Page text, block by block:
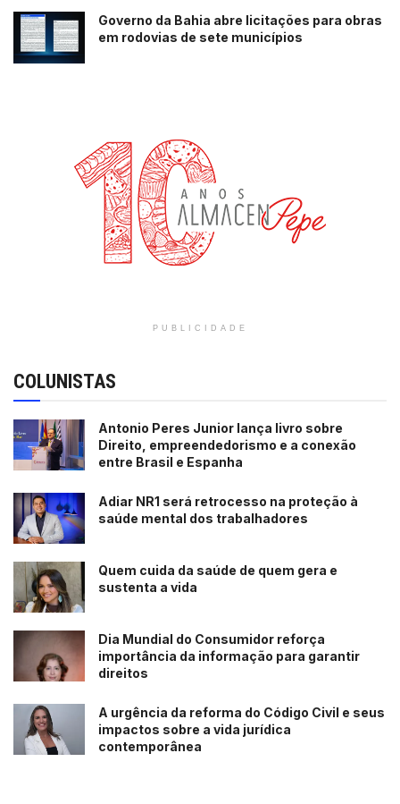
Governo da Bahia abre licitações para obras
em rodovias de sete municípios
PUBLICIDADE
COLUNISTAS
Antonio Peres Junior lança livro sobre
Direito, empreendedorismo e a conexão
entre Brasil e Espanha
Adiar NR1 será retrocesso na proteção à
saúde mental dos trabalhadores
Quem cuida da saúde de quem gera e
sustenta a vida
Dia Mundial do Consumidor reforça
importância da informação para garantir
direitos
A urgência da reforma do Código Civil e seus
impactos sobre a vida jurídica
contemporânea